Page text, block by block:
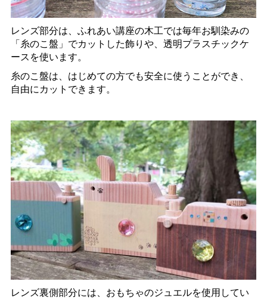
レンズ部分は、ふれあい講座の木工では毎年お馴染みの
「糸のこ盤」でカットした飾りや、透明プラスチックケ
ースを使います。
糸のこ盤は、はじめての方でも安全に使うことができ、
自由にカットできます。
レンズ裏側部分には、おもちゃのジュエルを使用してい